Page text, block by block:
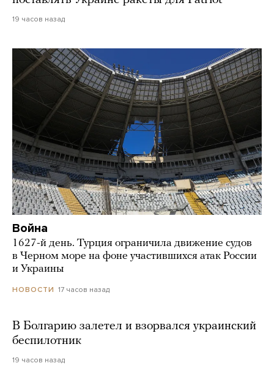
19 часов назад
Война
1627-й день. Турция ограничила движение судов
в Черном море на фоне участившихся атак России
и Украины
НОВОСТИ 17 часов назад
В Болгарию залетел и взорвался украинский
беспилотник
19 часов назад